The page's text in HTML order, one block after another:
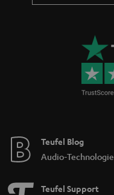
Teufel Blog
Audio-
Teufel Support